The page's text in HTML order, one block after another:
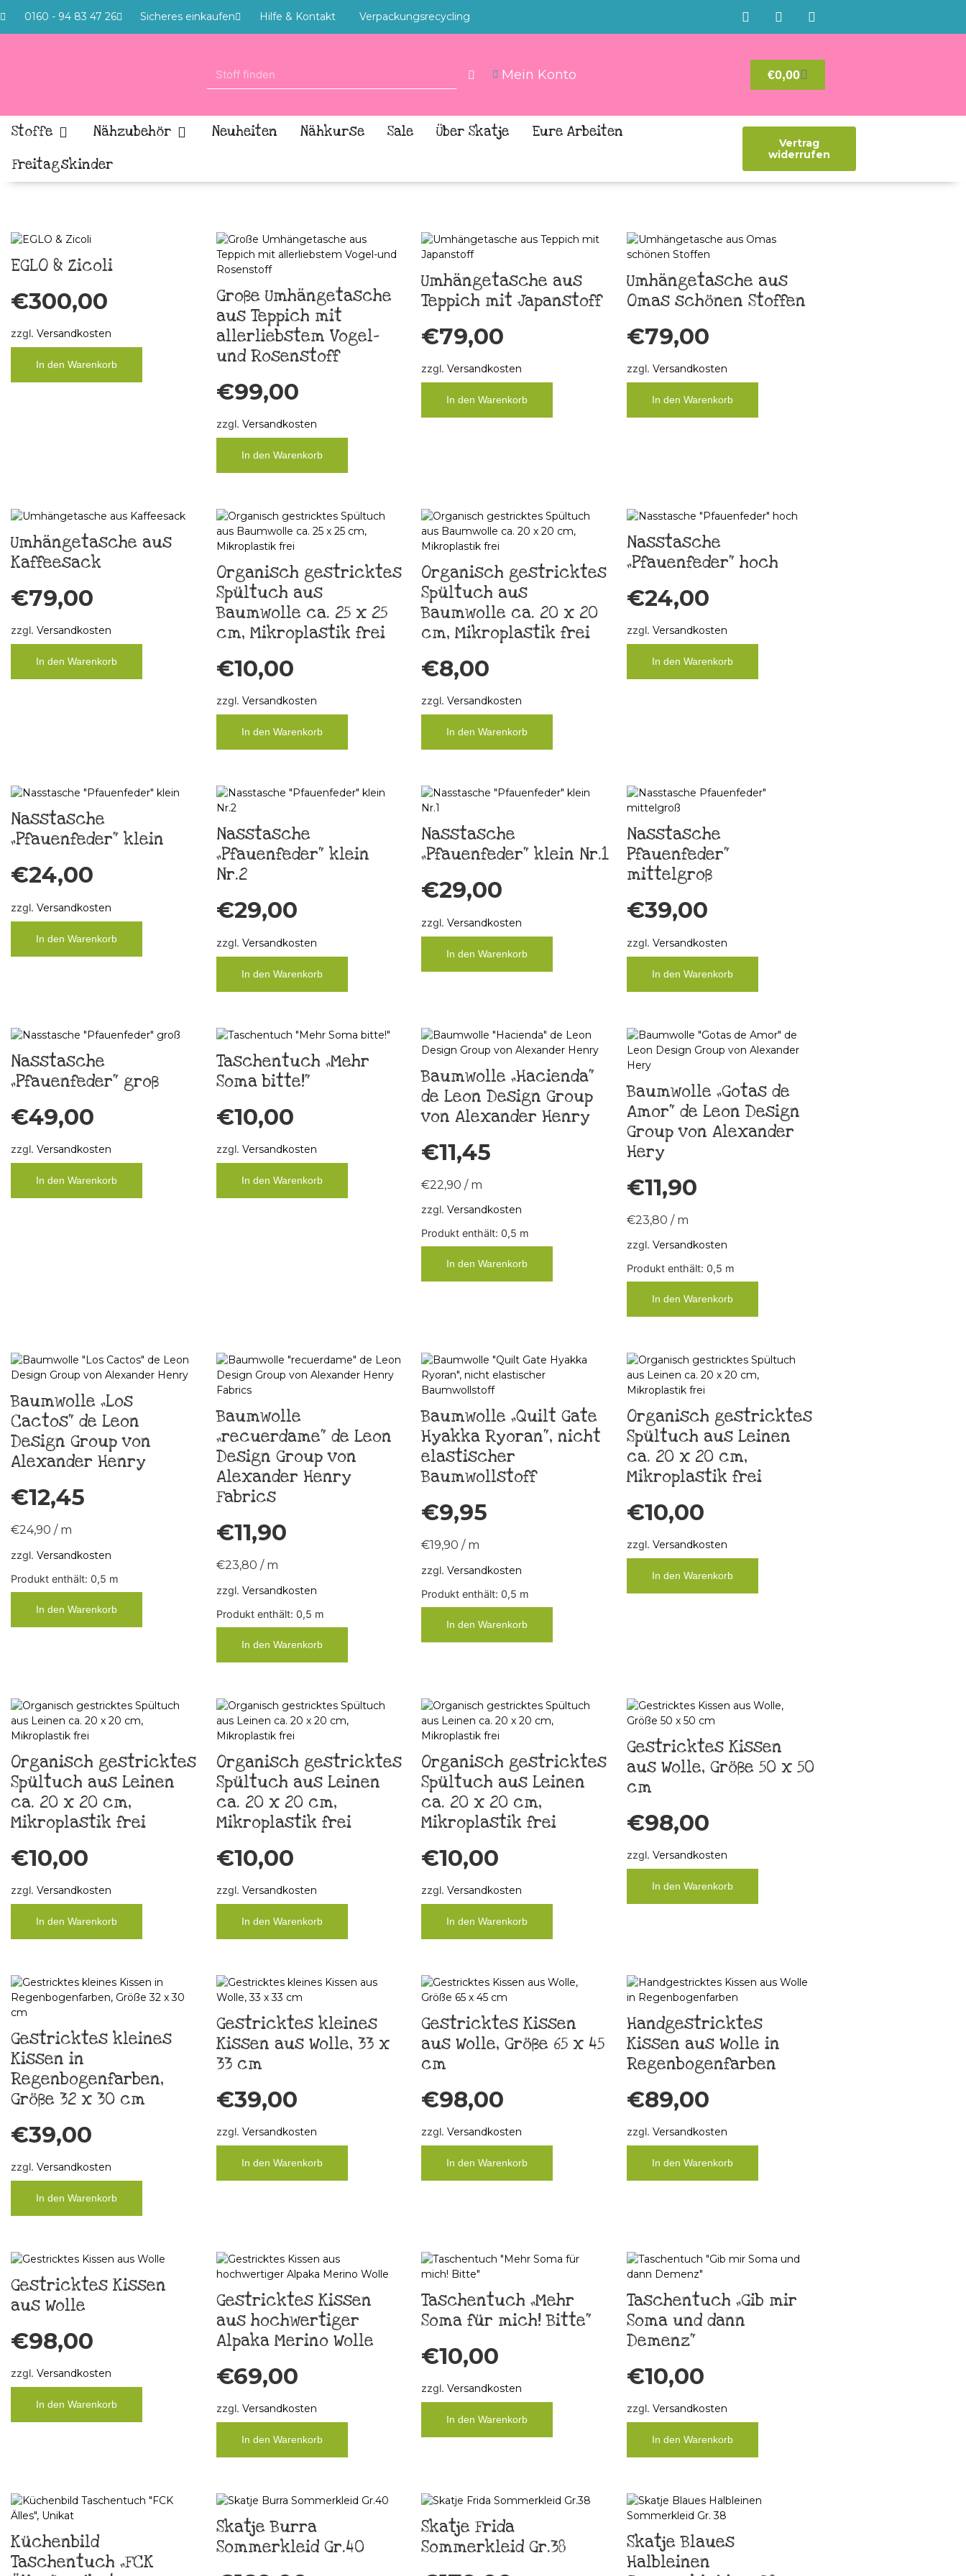
0160 - 94 83 47 26 Sicheres einkaufen Hilfe & Kontakt Verpackungsrecycling
Mein Konto €0,00
Stoffe Nähzubehör Neuheiten Nähkurse Sale Über Skatje
Eure Arbeiten
Freitagskinder
Vertrag
widerrufen
EGLO & Zicoli
€300,00
zzgl. Versandkosten
In den Warenkorb
Große Umhängetasche
aus Teppich mit
allerliebstem Vogel-
und Rosenstoff
€99,00
zzgl. Versandkosten
In den Warenkorb
Umhängetasche aus
Teppich mit Japanstoff
€79,00
zzgl. Versandkosten
In den Warenkorb
Umhängetasche aus
Omas schönen Stoffen
€79,00
zzgl. Versandkosten
In den Warenkorb
Umhängetasche aus
Kaffeesack
€79,00
zzgl. Versandkosten
In den Warenkorb
Organisch gestricktes
Spültuch aus
Baumwolle ca. 25 x 25
cm, Mikroplastik frei
€10,00
zzgl. Versandkosten
In den Warenkorb
Organisch gestricktes
Spültuch aus
Baumwolle ca. 20 x 20
cm, Mikroplastik frei
€8,00
zzgl. Versandkosten
In den Warenkorb
Nasstasche
„Pfauenfeder“ hoch
€24,00
zzgl. Versandkosten
In den Warenkorb
Nasstasche
„Pfauenfeder“ klein
€24,00
zzgl. Versandkosten
In den Warenkorb
Nasstasche
„Pfauenfeder“ klein
Nr.2
€29,00
zzgl. Versandkosten
In den Warenkorb
Nasstasche
„Pfauenfeder“ klein Nr.1
€29,00
zzgl. Versandkosten
In den Warenkorb
Nasstasche
Pfauenfeder“
mittelgroß
€39,00
zzgl. Versandkosten
In den Warenkorb
Nasstasche
„Pfauenfeder“ groß
€49,00
zzgl. Versandkosten
In den Warenkorb
Taschentuch „Mehr
Soma bitte!“
€10,00
zzgl. Versandkosten
In den Warenkorb
Baumwolle „Hacienda“
de Leon Design Group
von Alexander Henry
€11,45
€22,90 / m
zzgl. Versandkosten
Produkt enthält: 0,5 m
In den Warenkorb
Baumwolle „Gotas de
Amor“ de Leon Design
Group von Alexander
Hery
€11,90
€23,80 / m
zzgl. Versandkosten
Produkt enthält: 0,5 m
In den Warenkorb
Baumwolle „Los
Cactos“ de Leon
Design Group von
Alexander Henry
€12,45
€24,90 / m
zzgl. Versandkosten
Produkt enthält: 0,5 m
In den Warenkorb
Baumwolle
„recuerdame“ de Leon
Design Group von
Alexander Henry
Fabrics
€11,90
€23,80 / m
zzgl. Versandkosten
Produkt enthält: 0,5 m
In den Warenkorb
Baumwolle „Quilt Gate
Hyakka Ryoran“, nicht
elastischer
Baumwollstoff
€9,95
€19,90 / m
zzgl. Versandkosten
Produkt enthält: 0,5 m
In den Warenkorb
Organisch gestricktes
Spültuch aus Leinen
ca. 20 x 20 cm,
Mikroplastik frei
€10,00
zzgl. Versandkosten
In den Warenkorb
Organisch gestricktes
Spültuch aus Leinen
ca. 20 x 20 cm,
Mikroplastik frei
€10,00
zzgl. Versandkosten
In den Warenkorb
Organisch gestricktes
Spültuch aus Leinen
ca. 20 x 20 cm,
Mikroplastik frei
€10,00
zzgl. Versandkosten
In den Warenkorb
Organisch gestricktes
Spültuch aus Leinen
ca. 20 x 20 cm,
Mikroplastik frei
€10,00
zzgl. Versandkosten
In den Warenkorb
Gestricktes Kissen
aus Wolle, Größe 50 x 50
cm
€98,00
zzgl. Versandkosten
In den Warenkorb
Gestricktes kleines
Kissen in
Regenbogenfarben,
Größe 32 x 30 cm
€39,00
zzgl. Versandkosten
In den Warenkorb
Gestricktes kleines
Kissen aus Wolle, 33 x
33 cm
€39,00
zzgl. Versandkosten
In den Warenkorb
Gestricktes Kissen
aus Wolle, Größe 65 x 45
cm
€98,00
zzgl. Versandkosten
In den Warenkorb
Handgestricktes
Kissen aus Wolle in
Regenbogenfarben
€89,00
zzgl. Versandkosten
In den Warenkorb
Gestricktes Kissen
aus Wolle
€98,00
zzgl. Versandkosten
In den Warenkorb
Gestricktes Kissen
aus hochwertiger
Alpaka Merino Wolle
€69,00
zzgl. Versandkosten
In den Warenkorb
Taschentuch „Mehr
Soma für mich! Bitte“
€10,00
zzgl. Versandkosten
In den Warenkorb
Taschentuch „Gib mir
Soma und dann
Demenz“
€10,00
zzgl. Versandkosten
In den Warenkorb
Küchenbild
Taschentuch „FCK
Skatje Burra
Sommerkleid Gr.40
Skatje Frida
Sommerkleid Gr.38
Skatje Blaues
Halbleinen